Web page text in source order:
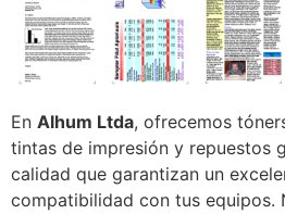
En Alhum Ltda, ofrecemos
tintas de impresión y repuestos
calidad que garantizan un
compatibilidad con tus equipos.